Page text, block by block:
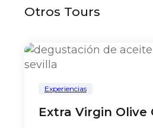
Otros Tours
Experiencias
Extra Virgin Olive